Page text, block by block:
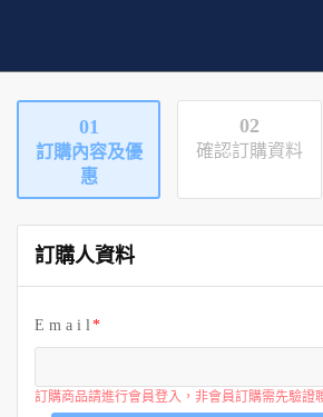
01
訂購內容及優
惠
02
確認訂購資料
訂購人資料
E m a i l
訂購商品請進行會員登入，非會員訂購需先驗證